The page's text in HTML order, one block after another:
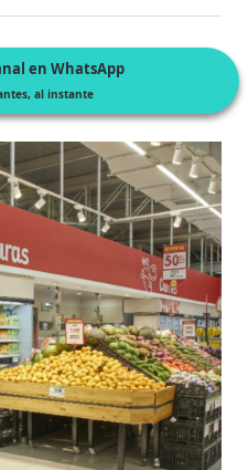
en WhatsApp
al instante